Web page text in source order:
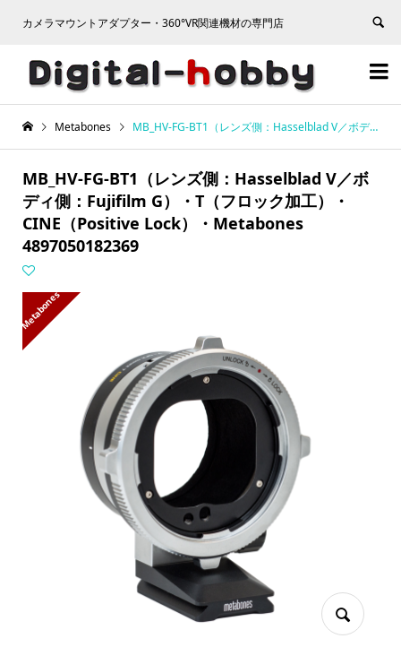
カメラマウントアダプター・360°VR関連機材の専門店


Metabones MB_HV-FG-BT1（レンズ側：Hasselblad V／ボディ側：Fujifilm G）・T（フロック加工）・CINE（Positive Lock）・Metabones 4897050182369
MB_HV-FG-BT1（レンズ側：Hasselblad V／ボ
ディ側：Fujifilm G）・T（フロック加工）・
CINE（Positive Lock）・Metabones
4897050182369
Metabones